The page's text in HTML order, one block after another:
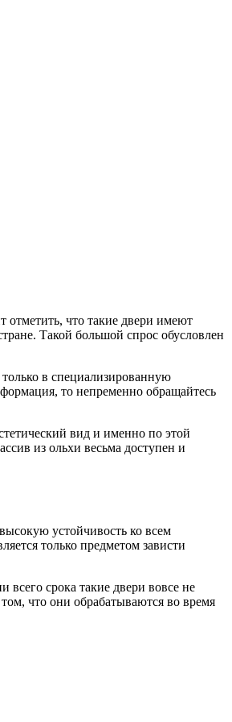
отметить, что такие двери имеют
Такой большой спрос обусловлен
в специализированную
то непременно обращайтесь
вид и именно по этой
из ольхи весьма доступен и
устойчивость ко всем
только предметом зависти
срока такие двери вовсе не
что они обрабатываются во время